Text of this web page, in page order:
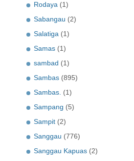
Rodaya (1)
Sabangau (2)
Salatiga (1)
Samas (1)
sambad (1)
Sambas (895)
Sambas. (1)
Sampang (5)
Sampit (2)
Sanggau (776)
Sanggau Kapuas (2)